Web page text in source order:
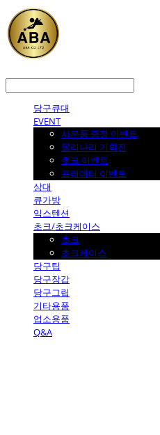
당구큐대
EVENT
사은품 증정 이벤트
몰리나리 기획전
초크 이벤트
프레데터 이벤트
상대
큐가방
익스텐션
초크/초크케이스
초크
초크케이스
당구팁
당구장갑
당구그립
기타용품
업소용품
Q&A